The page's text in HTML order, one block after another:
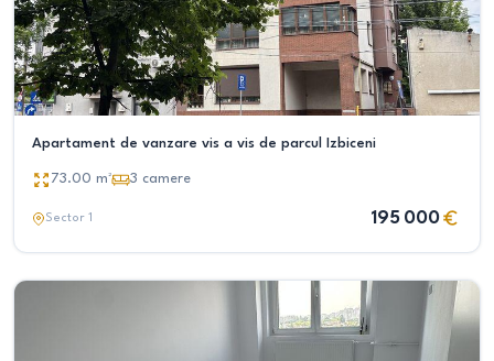
Apartament de vanzare vis a vis de parcul Izbiceni
73.00 m² 3 camere
Sector 1 195 000